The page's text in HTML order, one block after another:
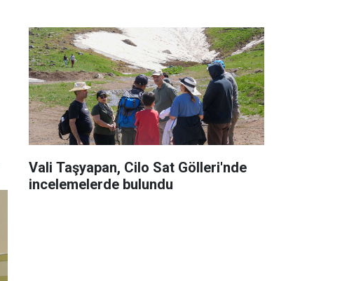
Vali Taşyapan, Cilo Sat Gölleri'nde
incelemelerde bulundu